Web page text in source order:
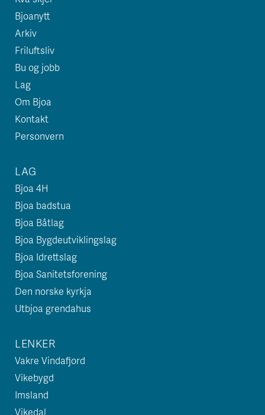
Bjoanytt
Arkiv
Friluftsliv
Bu og jobb
Lag
Om Bjoa
Kontakt
Personvern
LAG
Bjoa 4H
Bjoa badstua
Bjoa Båtlag
Bjoa Bygdeutviklingslag
Bjoa Idrettslag
Bjoa Sanitetsforening
Den norske kyrkja
Utbjoa grendahus
LENKER
Vakre Vindafjord
Vikebygd
Imsland
Vikedal